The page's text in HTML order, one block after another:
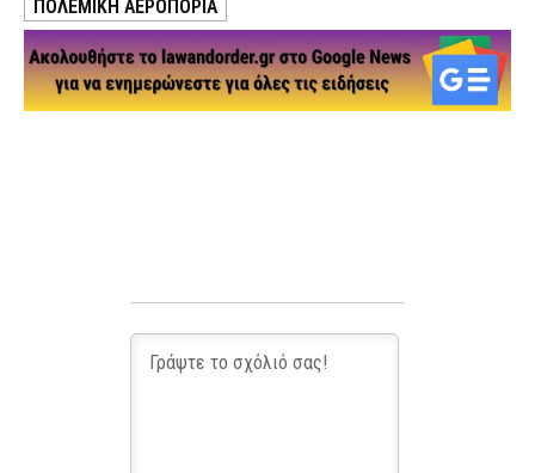
ΠΟΛΕΜΙΚΗ ΑΕΡΟΠΟΡΙΑ